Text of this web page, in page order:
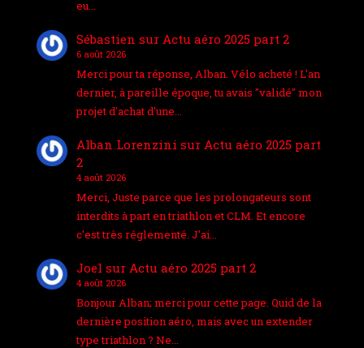
eu…
Sébastien sur Actu aéro 2025 part 2
6 août 2026
Merci pour ta réponse, Alban. Vélo acheté ! L'an
dernier, à pareille époque, tu avais "validé" mon
projet d'achat d'une…
Alban Lorenzini sur Actu aéro 2025 part
2
4 août 2026
Merci, Juste parce que les prolongateurs sont
interdits à part en triathlon et CLM. Et encore
c'est très réglementé. J'ai…
Joel sur Actu aéro 2025 part 2
4 août 2026
Bonjour Alban; merci pour cette page. Quid de la
dernière position aéro, mais avec un extender
type triathlon ? Ne…